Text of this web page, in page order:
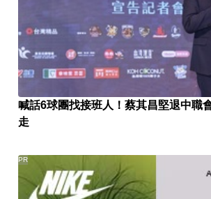
喊話6球團找接班人！蔡其昌堅退中職
走
PR